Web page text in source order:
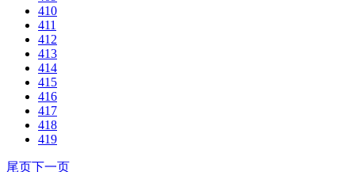
410
411
412
413
414
415
416
417
418
419
尾页下一页